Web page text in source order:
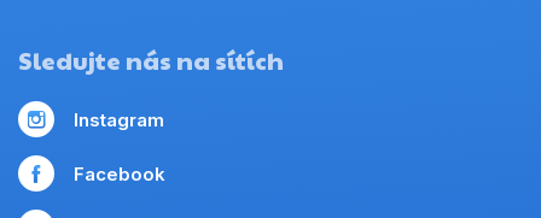
Sledujte nás na sítích
Instagram
Facebook